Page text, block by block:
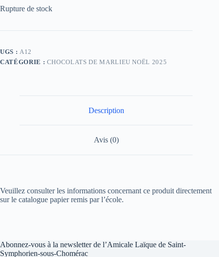
Rupture de stock
UGS : A12
CATÉGORIE : CHOCOLATS DE MARLIEU NOËL 2025
Description
Avis (0)
Veuillez consulter les informations concernant ce produit directement
sur le catalogue papier remis par l’école.
Abonnez-vous à la newsletter de l’Amicale Laïque de Saint-
Symphorien-sous-Chomérac